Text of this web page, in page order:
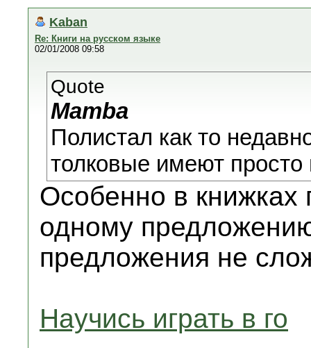
Kaban
Re: Книги на русском языке
02/01/2008 09:58
Quote
Mamba
Полистал как то
толковые имеют просто
Особенно в книжках
одному
предложения не
Научись играть в го